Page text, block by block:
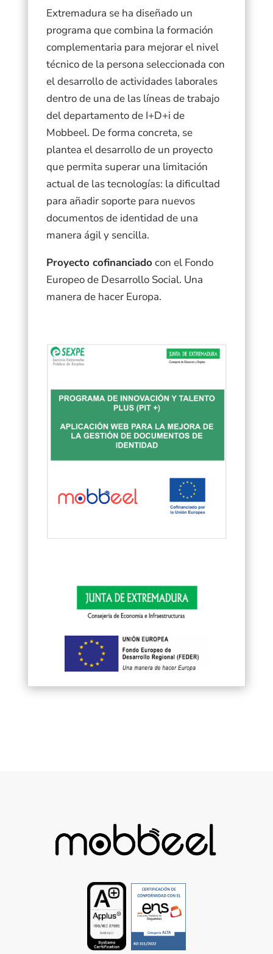
Extremadura se ha diseñado un
programa que combina la formación
complementaria para mejorar el nivel
técnico de la persona seleccionada con
el desarrollo de actividades laborales
dentro de una de las líneas de trabajo
del departamento de I+D+i de
Mobbeel. De forma concreta, se
plantea el desarrollo de un proyecto
que permita superar una limitación
actual de las tecnologías: la dificultad
para añadir soporte para nuevos
documentos de identidad de una
manera ágil y sencilla.
Proyecto cofinanciado con el Fondo
Europeo de Desarrollo Social. Una
manera de hacer Europa.